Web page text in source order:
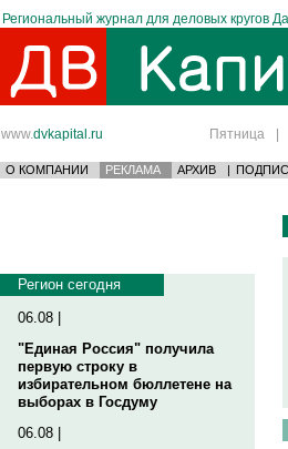
Региональный журнал для деловых кругов
www.dvkapital.ru Пятница |
О КОМПАНИИ РЕКЛАМА АРХИВ |
Регион сегодня
06.08 |
"Единая Россия" получила
первую строку в
избирательном бюллетене на
выборах в Госдуму
06.08 |